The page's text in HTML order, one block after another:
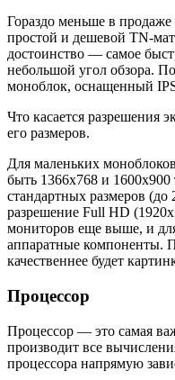
Гораздо меньше в продаже
простой и дешевой TN-
достоинство — самое
небольшой угол обзора.
моноблок, оснащенный
Что касается разрешения
его размеров.
Для маленьких
быть 1366х768 и
стандартных размеров
разрешение Full HD
мониторов еще выше, и
аппаратные компоненты.
качественнее будет
Процессор
Процессор — это самая
производит все
процессора напрямую